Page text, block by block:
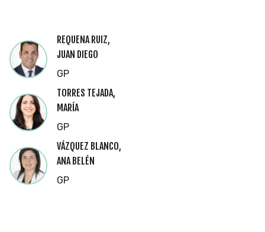
REQUENA RUIZ,
JUAN DIEGO
GP
TORRES TEJADA,
MARÍA
GP
VÁZQUEZ BLANCO,
ANA BELÉN
GP